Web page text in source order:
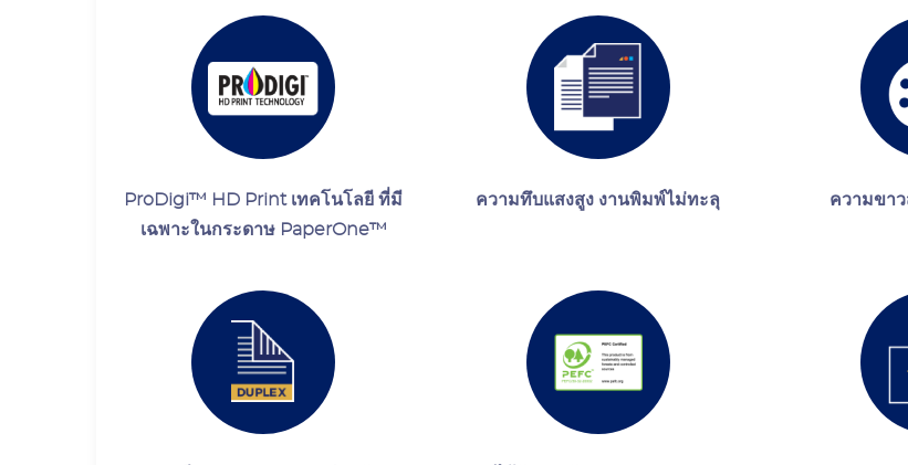
ProDigi™ HD Print เทคโนโลยี ที่มี
เฉพาะในกระดาษ PaperOne™
ความทึบแสงสูง งานพิมพ์ไม่ทะลุ ความขาว